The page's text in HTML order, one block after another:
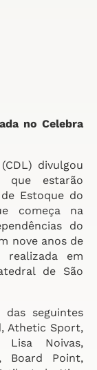
no Celebra
divulgou
que estarão
Estoque do
começa na
do
nove anos de
realizada em
de São
seguintes
Athetic Sport,
Lisa Noivas,
Board Point,